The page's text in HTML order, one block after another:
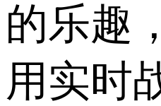
的乐趣
用实时